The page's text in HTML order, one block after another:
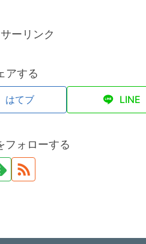
ーリンク
アする
はてブ LINE
フォローする